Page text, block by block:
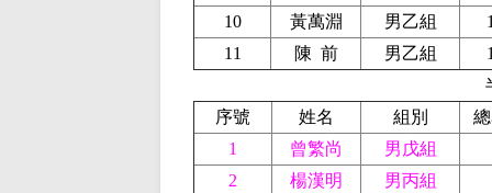
10
黃萬淵 男乙組
11
陳 前 男乙組
序號
姓名 組別
1
曾繁尚
男戊組
2
楊漢明 男丙組